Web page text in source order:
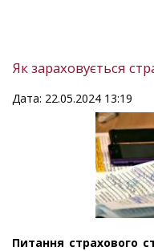
Як зараховується
Дата: 22.05.2024 13:19
Питання страхового